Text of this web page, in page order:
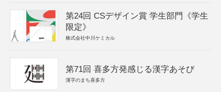
第24回 CSデザイン賞 学生部門《学生
限定》
株式会社中川ケミカル
第71回 喜多方発感じる漢字あそび
漢字のまち喜多方